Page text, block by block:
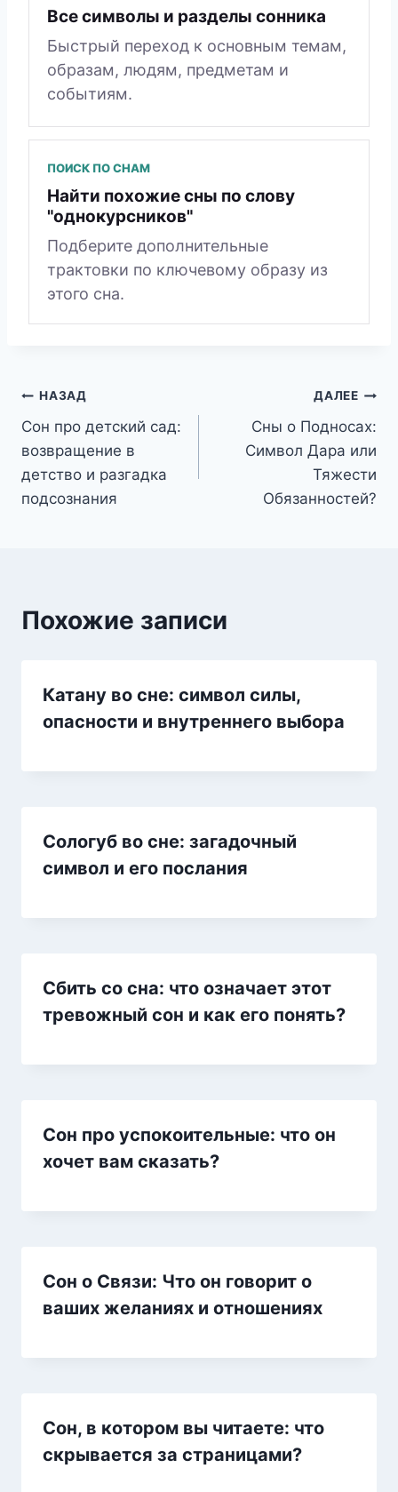
Все символы и разделы сонника
Быстрый переход к основным темам,
образам, людям, предметам и
событиям.
ПОИСК ПО СНАМ
Найти похожие сны по слову
"однокурсников"
Подберите дополнительные
трактовки по ключевому образу из
этого сна.
Навигация
по
записям
НАЗАД
Сон про детский сад:
возвращение в
детство и разгадка
подсознания
ДАЛЕЕ
Сны о Подносах:
Символ Дара или
Тяжести
Обязанностей?
Похожие записи
Катану во сне: символ силы,
опасности и внутреннего выбора
Сологуб во сне: загадочный
символ и его послания
Сбить со сна: что означает этот
тревожный сон и как его понять?
Сон про успокоительные: что он
хочет вам сказать?
Сон о Связи: Что он говорит о
ваших желаниях и отношениях
Сон, в котором вы читаете: что
скрывается за страницами?